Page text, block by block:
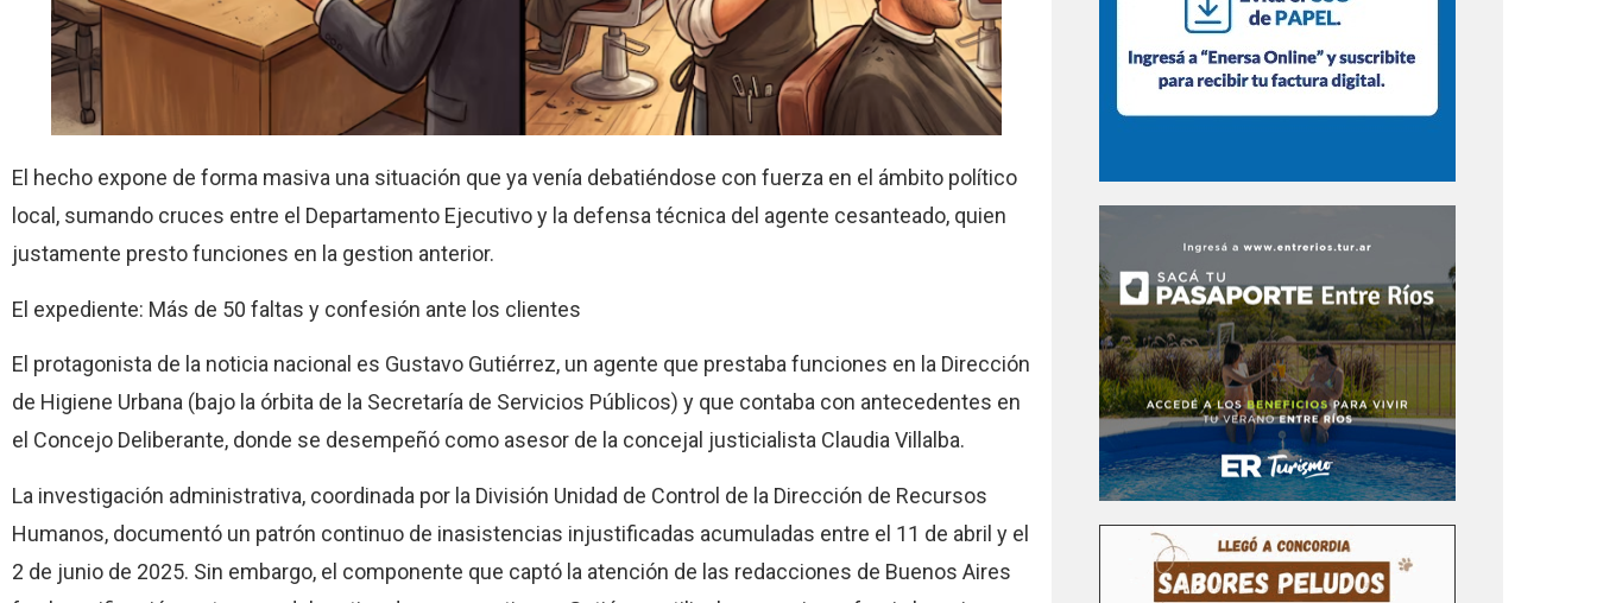
El hecho expone de forma masiva una situación que ya venía debatiéndose con fuerza en el ámbito político
local, sumando cruces entre el Departamento Ejecutivo y la defensa técnica del agente cesanteado, quien
justamente presto funciones en la gestion anterior.
El expediente: Más de 50 faltas y confesión ante los clientes
El protagonista de la noticia nacional es Gustavo Gutiérrez, un agente que prestaba funciones en la Dirección
de Higiene Urbana (bajo la órbita de la Secretaría de Servicios Públicos) y que contaba con antecedentes en
el Concejo Deliberante, donde se desempeñó como asesor de la concejal justicialista Claudia Villalba.
La investigación administrativa, coordinada por la División Unidad de Control de la Dirección de Recursos
Humanos, documentó un patrón continuo de inasistencias injustificadas acumuladas entre el 11 de abril y el
2 de junio de 2025. Sin embargo, el componente que captó la atención de las redacciones de Buenos Aires